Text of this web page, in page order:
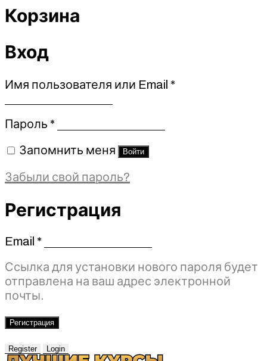
Корзина
Вход
Имя пользователя или Email *Обязательно
Пароль *Обязательно
Запомнить меня Войти
Забыли свой пароль?
Регистрация
Email *Обязательно
Ссылка для установки нового пароля будет
отправлена ​​на ваш адрес электронной
почты.
Регистрация
Register Login